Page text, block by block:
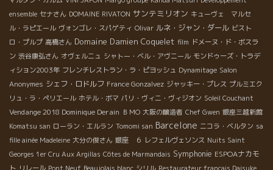
ensemble セナさん DOMAINE RIVATON サンテミリオン キューヴェ マルセ
ル・ラピエール ヴォンゴレ・スパゲティ Olivar ルネ・ジャン・ダール ビスト
ロ・プルプ 高橋さん Domaine Damien Coquelet film ドメーヌ・ド・ボスラ
ン 渋谷康弘さん オヴェルニュ シャトー・ベル・アヴニール モンドゥーズ・トラデ
ィション2003年 フレンチレストラン・ラ・ピヨッシュ Dynamitage Salon
Anonymes シェフ・ロドルフ France Gonzalvez ジャッキー・プレス プルミエク
リュ・ラ・ペリエール ホテル・ボマ パリ・ヴィニ・ヴィジオン Soleil Couchant
Vendange 2018 Dominique Derain ＢＭО 大阪の醸造者 Chef Gwen 銀座三越新館
Komatsu san ローラン・エルラン Tomomi san Barcelone ニコラ・ベルタン sa
fille ainée Madeleine 大分の俊さん 銀座 ６ レフェルヴェソンス Nuits Saint
Georges 1er Cru Aux Argillas Côtes de Marmandais Symphonie ESPOAナカモ
ト リレール Pont Neuf Beaujolais blanc シリル Restaurateur français Daisuke